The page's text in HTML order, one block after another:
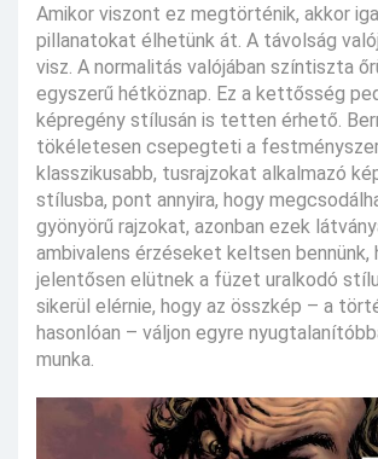
Amikor viszont ez megtörténik, akkor
pillanatokat élhetünk át. A távolság
visz. A normalitás valójában színtiszta
egyszerű hétköznap. Ez a kettősség
képregény stílusán is tetten érhető.
tökéletesen csepegteti a
klasszikusabb, tusrajzokat alkalmazó
stílusba, pont annyira, hogy
gyönyörű rajzokat, azonban ezek
ambivalens érzéseket keltsen bennünk,
jelentősen elütnek a füzet uralkodó
sikerül elérnie, hogy az összkép – a
hasonlóan – váljon egyre
munka.